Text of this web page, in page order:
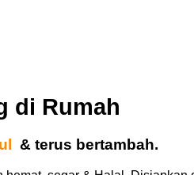
di Rumah
& terus bertambah.